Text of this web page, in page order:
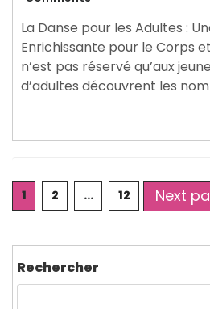
La Danse pour les Adultes :
Enrichissante pour le Corps
n’est pas réservé qu’aux
d’adultes découvrent les
Posts
pagination
Page
1 Page
2 … Page
12 Next
Rechercher